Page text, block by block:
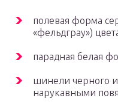
полевая форма
«фельдграу»)
парадная белая
шинели черного
нарукавными